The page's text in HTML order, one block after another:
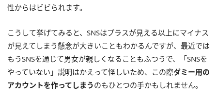
性からはビビられます。
こうして挙げてみると、SNSはプラスが見える以上にマイナス
が見えてしまう懸念が大きいこともわかるんですが、最近では
もうSNSを通じて男女が親しくなることもふつうで、「SNSを
やっていない」説明はかえって怪しいため、この際ダミー用の
アカウントを作ってしまうのもひとつの手かもしれません。